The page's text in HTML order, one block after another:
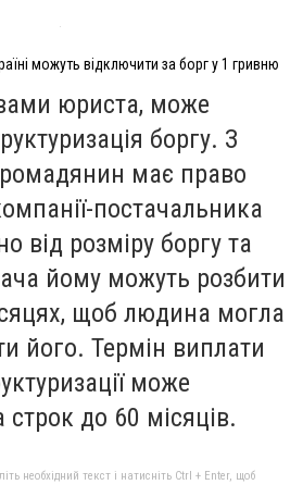
можуть відключити за борг у 1 гривню
юриста, може
боргу. З
має право
постачальника
від розміру боргу та
йому можуть розбити
щоб людина могла
його. Термін виплати
може
строк до 60 місяців.
необхідний текст і натисніть Ctrl + Enter, щоб